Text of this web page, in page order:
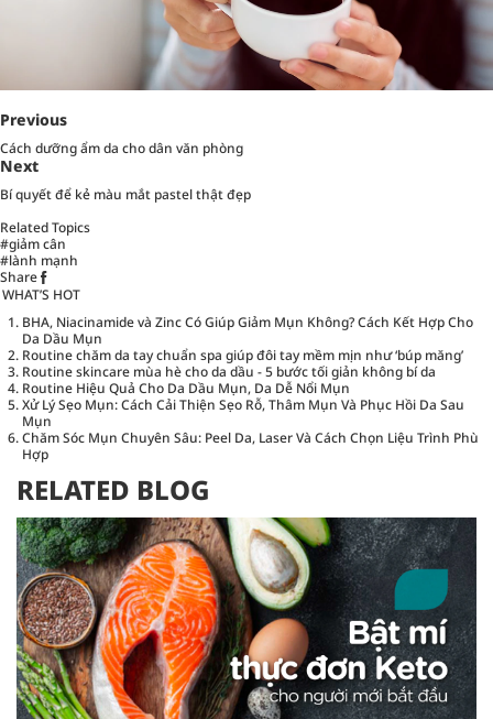
Previous
Cách dưỡng ẩm da cho dân văn phòng
Next
Bí quyết để kẻ màu mắt pastel thật đẹp
Related Topics
#giảm cân
#lành mạnh
Share
WHAT’S HOT
BHA, Niacinamide và Zinc Có Giúp Giảm Mụn Không? Cách Kết Hợp Cho
Da Dầu Mụn
Routine chăm da tay chuẩn spa giúp đôi tay mềm mịn như ‘búp măng’
Routine skincare mùa hè cho da dầu - 5 bước tối giản không bí da
Routine Hiệu Quả Cho Da Dầu Mụn, Da Dễ Nổi Mụn
Xử Lý Sẹo Mụn: Cách Cải Thiện Sẹo Rỗ, Thâm Mụn Và Phục Hồi Da Sau
Mụn
Chăm Sóc Mụn Chuyên Sâu: Peel Da, Laser Và Cách Chọn Liệu Trình Phù
Hợp
RELATED BLOG